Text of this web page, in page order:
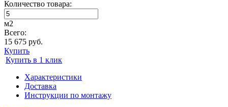
Количество товара:
м2
Всего:
15 675 руб.
Купить
Купить в 1 клик
Характеристики
Доставка
Инструкции по монтажу